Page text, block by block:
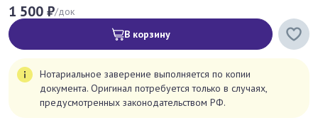
1 500 ₽/док
В корзину
Нотариальное заверение выполняется по копии
документа. Оригинал потребуется только в случаях,
предусмотренных законодательством РФ.